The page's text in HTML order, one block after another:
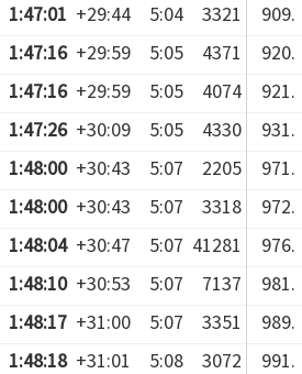
1:47:01 +29:44 5:04 3321
909.
1:47:16 +29:59 5:05 4371
920.
1:47:16 +29:59 5:05 4074
921.
1:47:26 +30:09 5:05 4330
931.
1:48:00 +30:43 5:07 2205
971.
1:48:00 +30:43 5:07 3318
972.
1:48:04 +30:47 5:07 41281
976.
1:48:10 +30:53 5:07 7137
981.
1:48:17 +31:00 5:07 3351
989.
1:48:18 +31:01 5:08 3072
991.